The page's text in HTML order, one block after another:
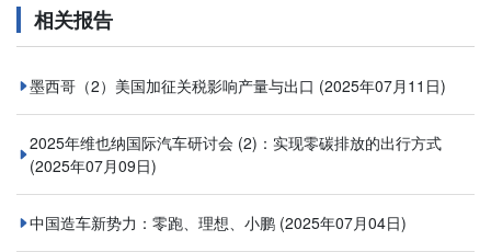
相关报告
墨西哥（2）美国加征关税影响产量与出口 (2025年07月11日)
2025年维也纳国际汽车研讨会 (2)：实现零碳排放的出行方式
(2025年07月09日)
中国造车新势力：零跑、理想、小鹏 (2025年07月04日)